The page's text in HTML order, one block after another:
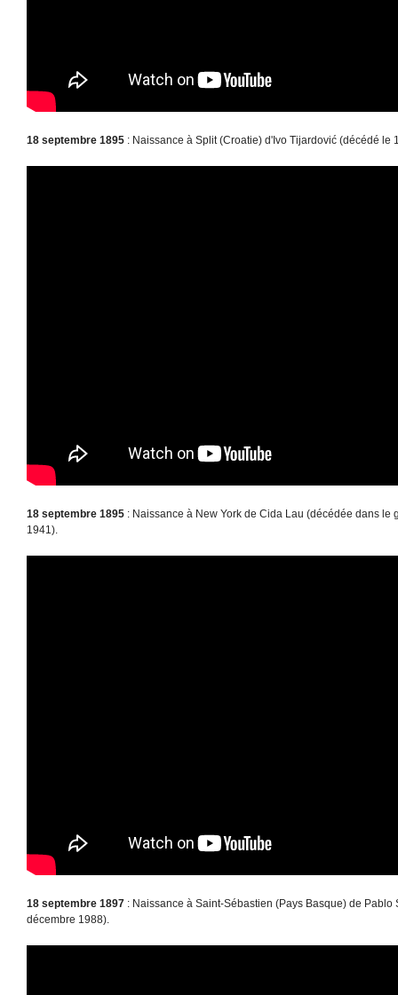
18 septembre 1895 : Naissance à Split (Croatie) d'Ivo Tijardović (décédé le
18 septembre 1895 : Naissance à New York de Cida Lau (décédée dans le
1941).
18 septembre 1897 : Naissance à Saint-Sébastien (Pays Basque) de
décembre 1988).